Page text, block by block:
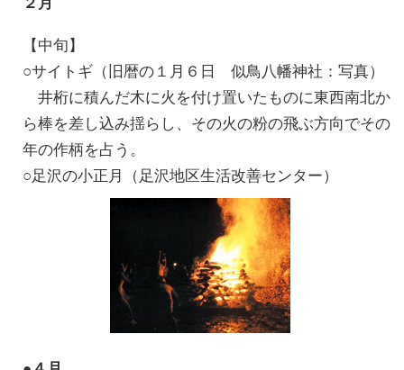
【中旬】
○サイトギ（旧暦の１月６日 似鳥八幡神社：写真）
井桁に積んだ木に火を付け置いたものに東西南北か
ら棒を差し込み揺らし、その火の粉の飛ぶ方向でその
年の作柄を占う。
○足沢の小正月（足沢地区生活改善センター）